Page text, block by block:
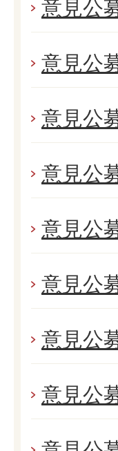
意見公
意見公
意見公
意見公
意見公
意見公
意見公
意見公